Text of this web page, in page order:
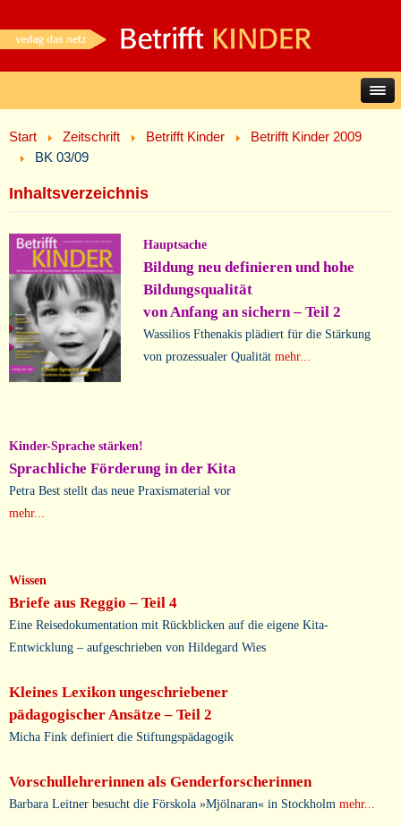
Start Zeitschrift Betrifft Kinder
Betrifft Kinder 2009
BK 03/09
Inhaltsverzeichnis
Hauptsache
Bildung neu definieren und hohe
Bildungsqualität
von Anfang an sichern – Teil 2
Wassilios Fthenakis plädiert für die Stärkung
von prozessualer Qualität mehr...
Kinder-Sprache stärken!
Sprachliche Förderung in der Kita
Petra Best stellt das neue Praxismaterial vor
mehr...
Wissen
Briefe aus Reggio – Teil 4
Eine Reisedokumentation mit Rückblicken auf die eigene Kita-
Entwicklung – aufgeschrieben von Hildegard Wies
Kleines Lexikon ungeschriebener
pädagogischer Ansätze – Teil 2
Micha Fink definiert die Stiftungspädagogik
Vorschullehrerinnen als Genderforscherinnen
Barbara Leitner besucht die Förskola »Mjölnaran« in Stockholm mehr...